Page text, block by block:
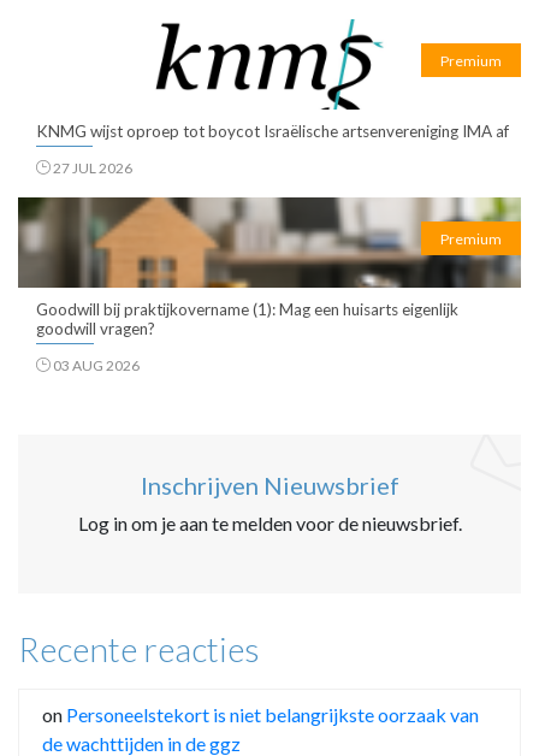
Premium
KNMG wijst oproep tot boycot Israëlische artsenvereniging IMA af
27 JUL 2026
Premium
Goodwill bij praktijkovername (1): Mag een huisarts eigenlijk
goodwill vragen?
03 AUG 2026
Inschrijven Nieuwsbrief
Log in om je aan te melden voor de nieuwsbrief.
Recente reacties
on Personeelstekort is niet belangrijkste oorzaak van
de wachttijden in de ggz